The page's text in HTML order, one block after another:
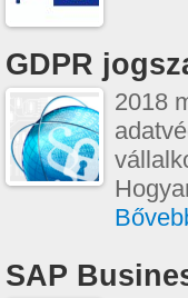
GDPR
2018
SAP